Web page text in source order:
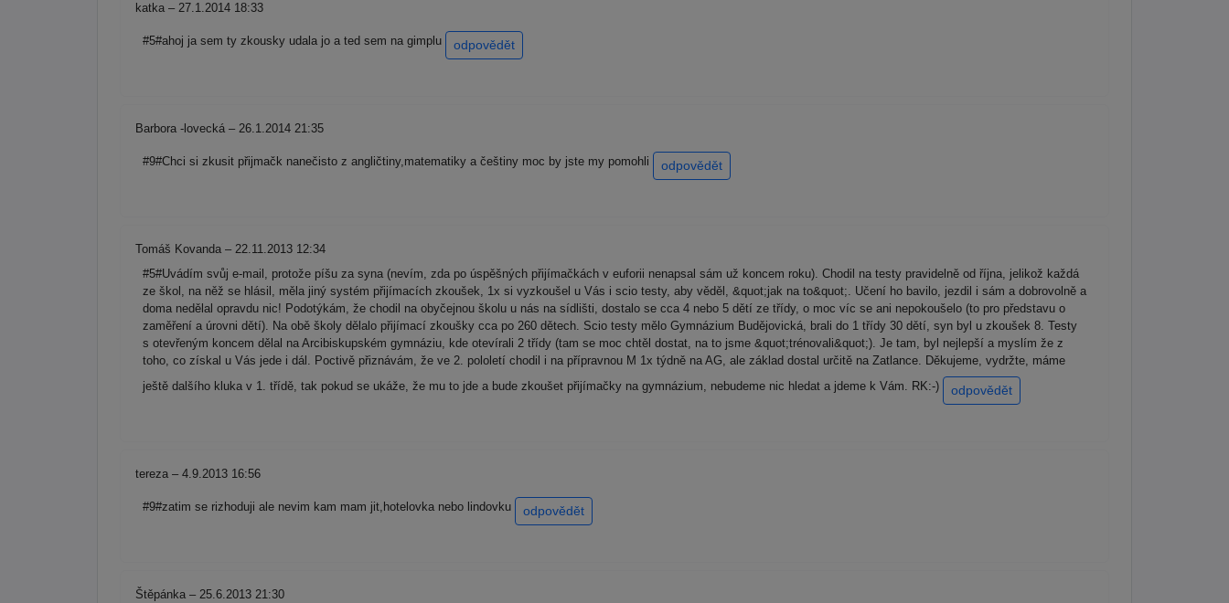
katka – 27.1.2014 18:33
#5#ahoj ja sem ty zkousky udala jo a ted sem na gimplu odpovědět
Barbora -lovecká – 26.1.2014 21:35
#9#Chci si zkusit přijmačk nanečisto z angličtiny,matematiky a češtiny moc by jste my pomohli odpovědět
Tomáš Kovanda – 22.11.2013 12:34
#5#Uvádím svůj e-mail, protože píšu za syna (nevím, zda po úspěšných přijímačkách v euforii nenapsal sám už koncem roku). Chodil na testy pravidelně od října, jelikož každá
ze škol, na něž se hlásil, měla jiný systém přijímacích zkoušek, 1x si vyzkoušel u Vás i scio testy, aby věděl, &quot;jak na to&quot;. Učení ho bavilo, jezdil i sám a dobrovolně a
doma nedělal opravdu nic! Podotýkám, že chodil na obyčejnou školu u nás na sídlišti, dostalo se cca 4 nebo 5 dětí ze třídy, o moc víc se ani nepokoušelo (to pro představu o
zaměření a úrovni dětí). Na obě školy dělalo přijímací zkoušky cca po 260 dětech. Scio testy mělo Gymnázium Budějovická, brali do 1 třídy 30 dětí, syn byl u zkoušek 8. Testy
s otevřeným koncem dělal na Arcibiskupském gymnáziu, kde otevírali 2 třídy (tam se moc chtěl dostat, na to jsme &quot;trénovali&quot;). Je tam, byl nejlepší a myslím že z
toho, co získal u Vás jede i dál. Poctivě přiznávám, že ve 2. pololetí chodil i na přípravnou M 1x týdně na AG, ale základ dostal určitě na Zatlance. Děkujeme, vydržte, máme
ještě dalšího kluka v 1. třídě, tak pokud se ukáže, že mu to jde a bude zkoušet přijímačky na gymnázium, nebudeme nic hledat a jdeme k Vám. RK:-)
odpovědět
tereza – 4.9.2013 16:56
#9#zatim se rizhoduji ale nevim kam mam jit,hotelovka nebo lindovku odpovědět
Štěpánka – 25.6.2013 21:30